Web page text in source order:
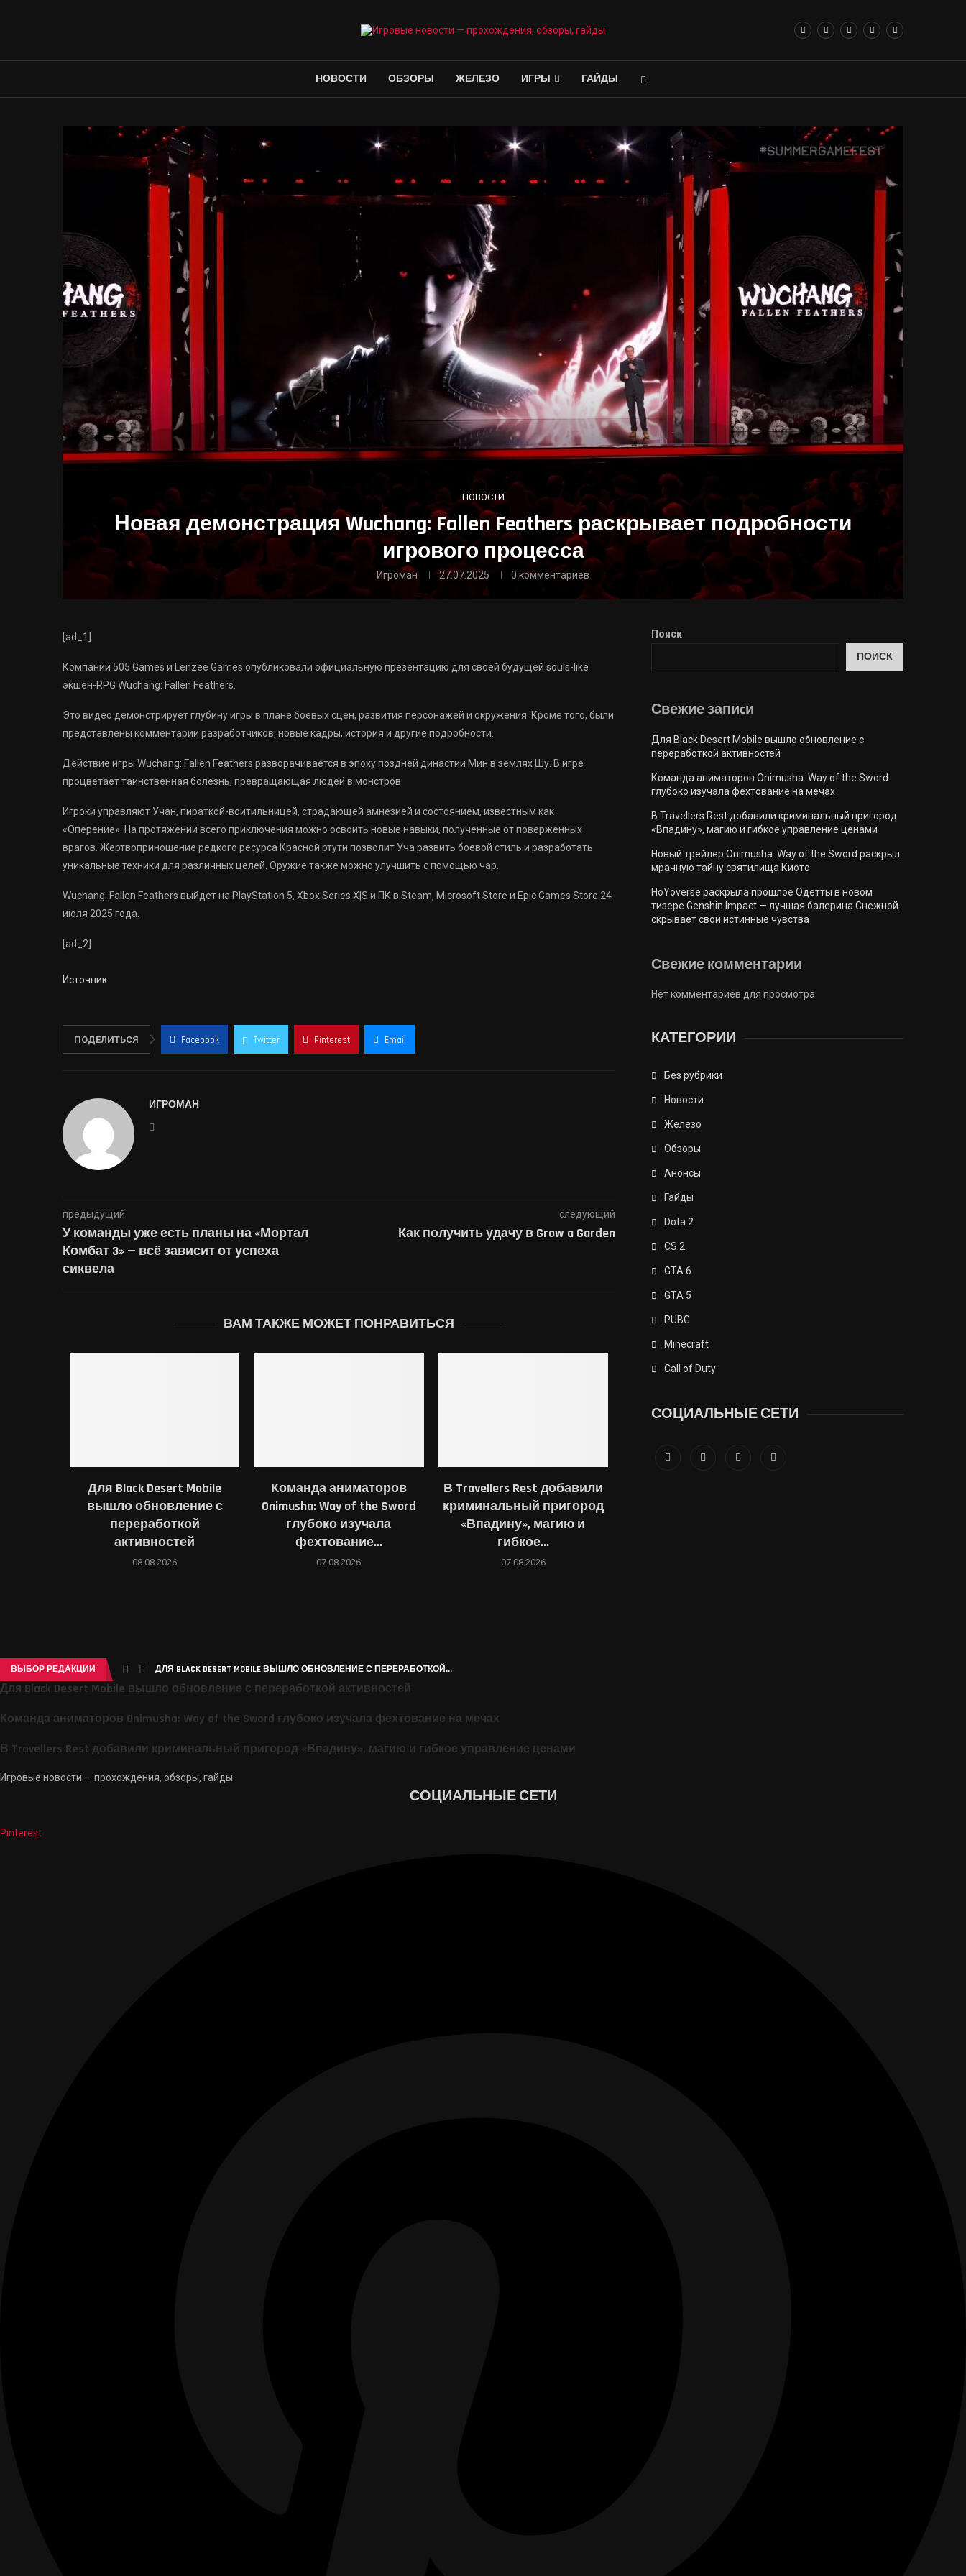
НОВОСТИ ОБЗОРЫ ЖЕЛЕЗО ИГРЫ ГАЙДЫ
НОВОСТИ
Новая демонстрация Wuchang: Fallen Feathers раскрывает подробности
игрового процесса
Игроман 27.07.2025 0 комментариев
[ad_1]
Компании 505 Games и Lenzee Games опубликовали официальную презентацию для своей будущей souls-like
экшен-RPG Wuchang: Fallen Feathers.
Это видео демонстрирует глубину игры в плане боевых сцен, развития персонажей и окружения. Кроме того, были
представлены комментарии разработчиков, новые кадры, история и другие подробности.
Действие игры Wuchang: Fallen Feathers разворачивается в эпоху поздней династии Мин в землях Шу. В игре
процветает таинственная болезнь, превращающая людей в монстров.
Игроки управляют Учан, пираткой-воитильницей, страдающей амнезией и состоянием, известным как
«Оперение». На протяжении всего приключения можно освоить новые навыки, полученные от поверженных
врагов. Жертвоприношение редкого ресурса Красной ртути позволит Уча развить боевой стиль и разработать
уникальные техники для различных целей. Оружие также можно улучшить с помощью чар.
Wuchang: Fallen Feathers выйдет на PlayStation 5, Xbox Series X|S и ПК в Steam, Microsoft Store и Epic Games Store 24
июля 2025 года.
[ad_2]
Источник
ПОДЕЛИТЬСЯ Facebook Twitter Pinterest Email
ИГРОМАН
предыдущий
У команды уже есть планы на «Мортал
Комбат 3» — всё зависит от успеха
сиквела
следующий
Как получить удачу в Grow a Garden
ВАМ ТАКЖЕ МОЖЕТ ПОНРАВИТЬСЯ
Для Black Desert Mobile
вышло обновление с
переработкой
активностей
08.08.2026
Команда аниматоров
Onimusha: Way of the Sword
глубоко изучала
фехтование...
07.08.2026
В Travellers Rest добавили
криминальный пригород
«Впадину», магию и
гибкое...
07.08.2026
Поиск
ПОИСК
Свежие запиcи
Для Black Desert Mobile вышло обновление с
переработкой активностей
Команда аниматоров Onimusha: Way of the Sword
глубоко изучала фехтование на мечах
В Travellers Rest добавили криминальный пригород
«Впадину», магию и гибкое управление ценами
Новый трейлер Onimusha: Way of the Sword раскрыл
мрачную тайну святилища Киото
HoYoverse раскрыла прошлое Одетты в новом
тизере Genshin Impact — лучшая балерина Снежной
скрывает свои истинные чувства
Свежие комментарии
Нет комментариев для просмотра.
КАТЕГОРИИ
Без рубрики
Новости
Железо
Обзоры
Анонсы
Гайды
Dota 2
CS 2
GTA 6
GTA 5
PUBG
Minecraft
Call of Duty
СОЦИАЛЬНЫЕ СЕТИ
ВЫБОР РЕДАКЦИИ ДЛЯ BLACK DESERT MOBILE ВЫШЛО ОБНОВЛЕНИЕ С ПЕРЕРАБОТКОЙ...
Для Black Desert Mobile вышло обновление с переработкой активностей
Команда аниматоров Onimusha: Way of the Sword глубоко изучала фехтование на мечах
В Travellers Rest добавили криминальный пригород «Впадину», магию и гибкое управление ценами
Игровые новости — прохождения, обзоры, гайды
СОЦИАЛЬНЫЕ СЕТИ
Pinterest